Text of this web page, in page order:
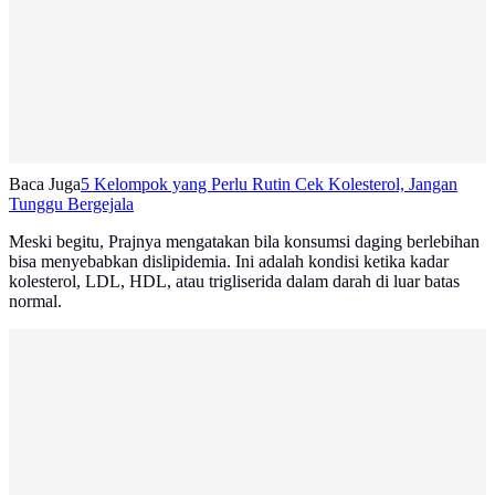
Baca Juga5 Kelompok yang Perlu Rutin Cek Kolesterol, Jangan
Tunggu Bergejala
Meski begitu, Prajnya mengatakan bila konsumsi daging berlebihan
bisa menyebabkan dislipidemia. Ini adalah kondisi ketika kadar
kolesterol, LDL, HDL, atau trigliserida dalam darah di luar batas
normal.